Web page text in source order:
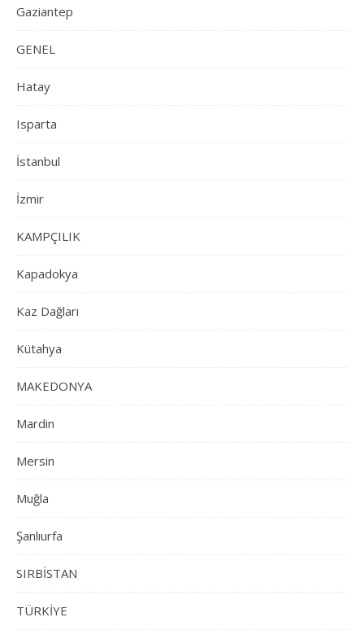
Gaziantep
GENEL
Hatay
Isparta
İstanbul
İzmir
KAMPÇILIK
Kapadokya
Kaz Dağları
Kütahya
MAKEDONYA
Mardin
Mersin
Muğla
Şanlıurfa
SIRBİSTAN
TÜRKİYE